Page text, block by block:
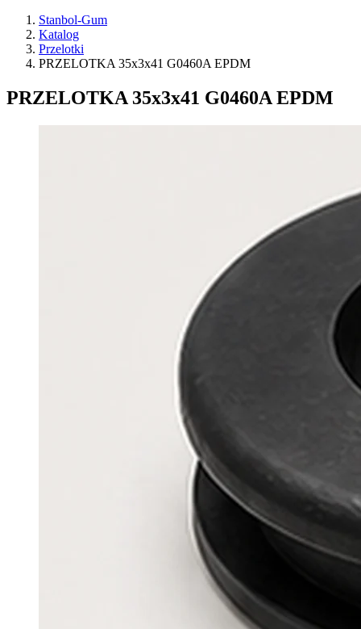
Stanbol-Gum
Katalog
Przelotki
PRZELOTKA 35x3x41 G0460A EPDM
PRZELOTKA 35x3x41 G0460A EPDM